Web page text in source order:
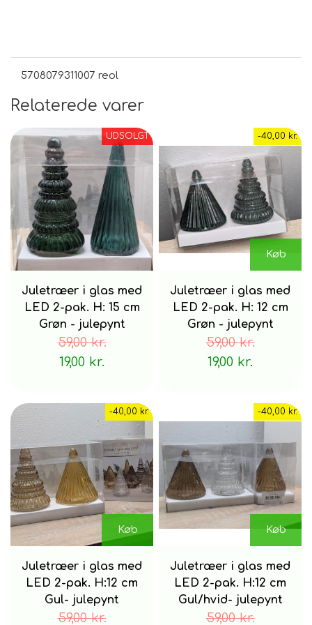
5708079311007 reol
Relaterede varer
UDSOLGT
Juletræer i glas med
LED 2-pak. H: 15 cm
Grøn - julepynt
59,00 kr.
19,00 kr.
-40,00 kr.
Køb
Juletræer i glas med
LED 2-pak. H: 12 cm
Grøn - julepynt
59,00 kr.
19,00 kr.
-40,00 kr.
Køb
Juletræer i glas med
LED 2-pak. H:12 cm
Gul- julepynt
59,00 kr.
-40,00 kr.
Køb
Juletræer i glas med
LED 2-pak. H:12 cm
Gul/hvid- julepynt
59,00 kr.